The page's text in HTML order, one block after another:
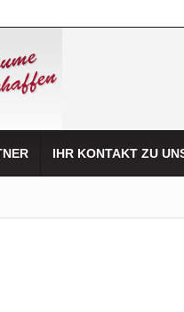
IHR KONTAKT ZU